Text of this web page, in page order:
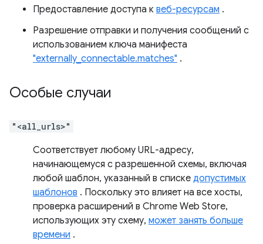
Предоставление доступа к веб-ресурсам .
Разрешение отправки и получения сообщений с
использованием ключа манифеста
"externally_connectable.matches" .
Особые случаи
"<all_urls>"
Соответствует любому URL-адресу,
начинающемуся с разрешенной схемы, включая
любой шаблон, указанный в списке допустимых
шаблонов . Поскольку это влияет на все хосты,
проверка расширений в Chrome Web Store,
использующих эту схему, может занять больше
времени .